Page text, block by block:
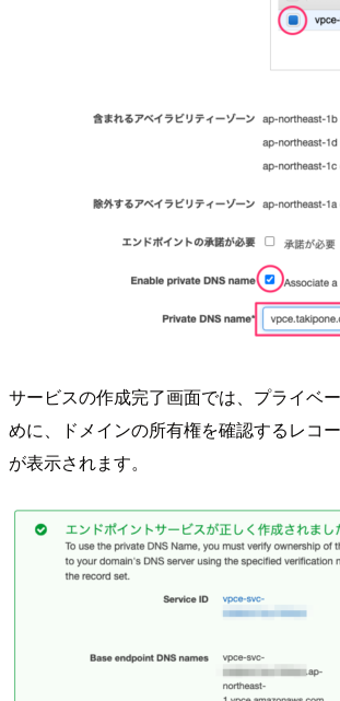
サービスの作成完了画面では、プライベ
めに、ドメインの所有権を確認するレコ
が表示されます。